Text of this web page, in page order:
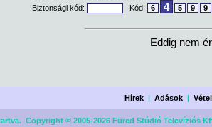
Biztonsági kód:
Kód: 6 4 5 9 9
Eddig nem
Hírek |Adások |
Copyright © 2005-2026 Füred Stúdió Televíziós